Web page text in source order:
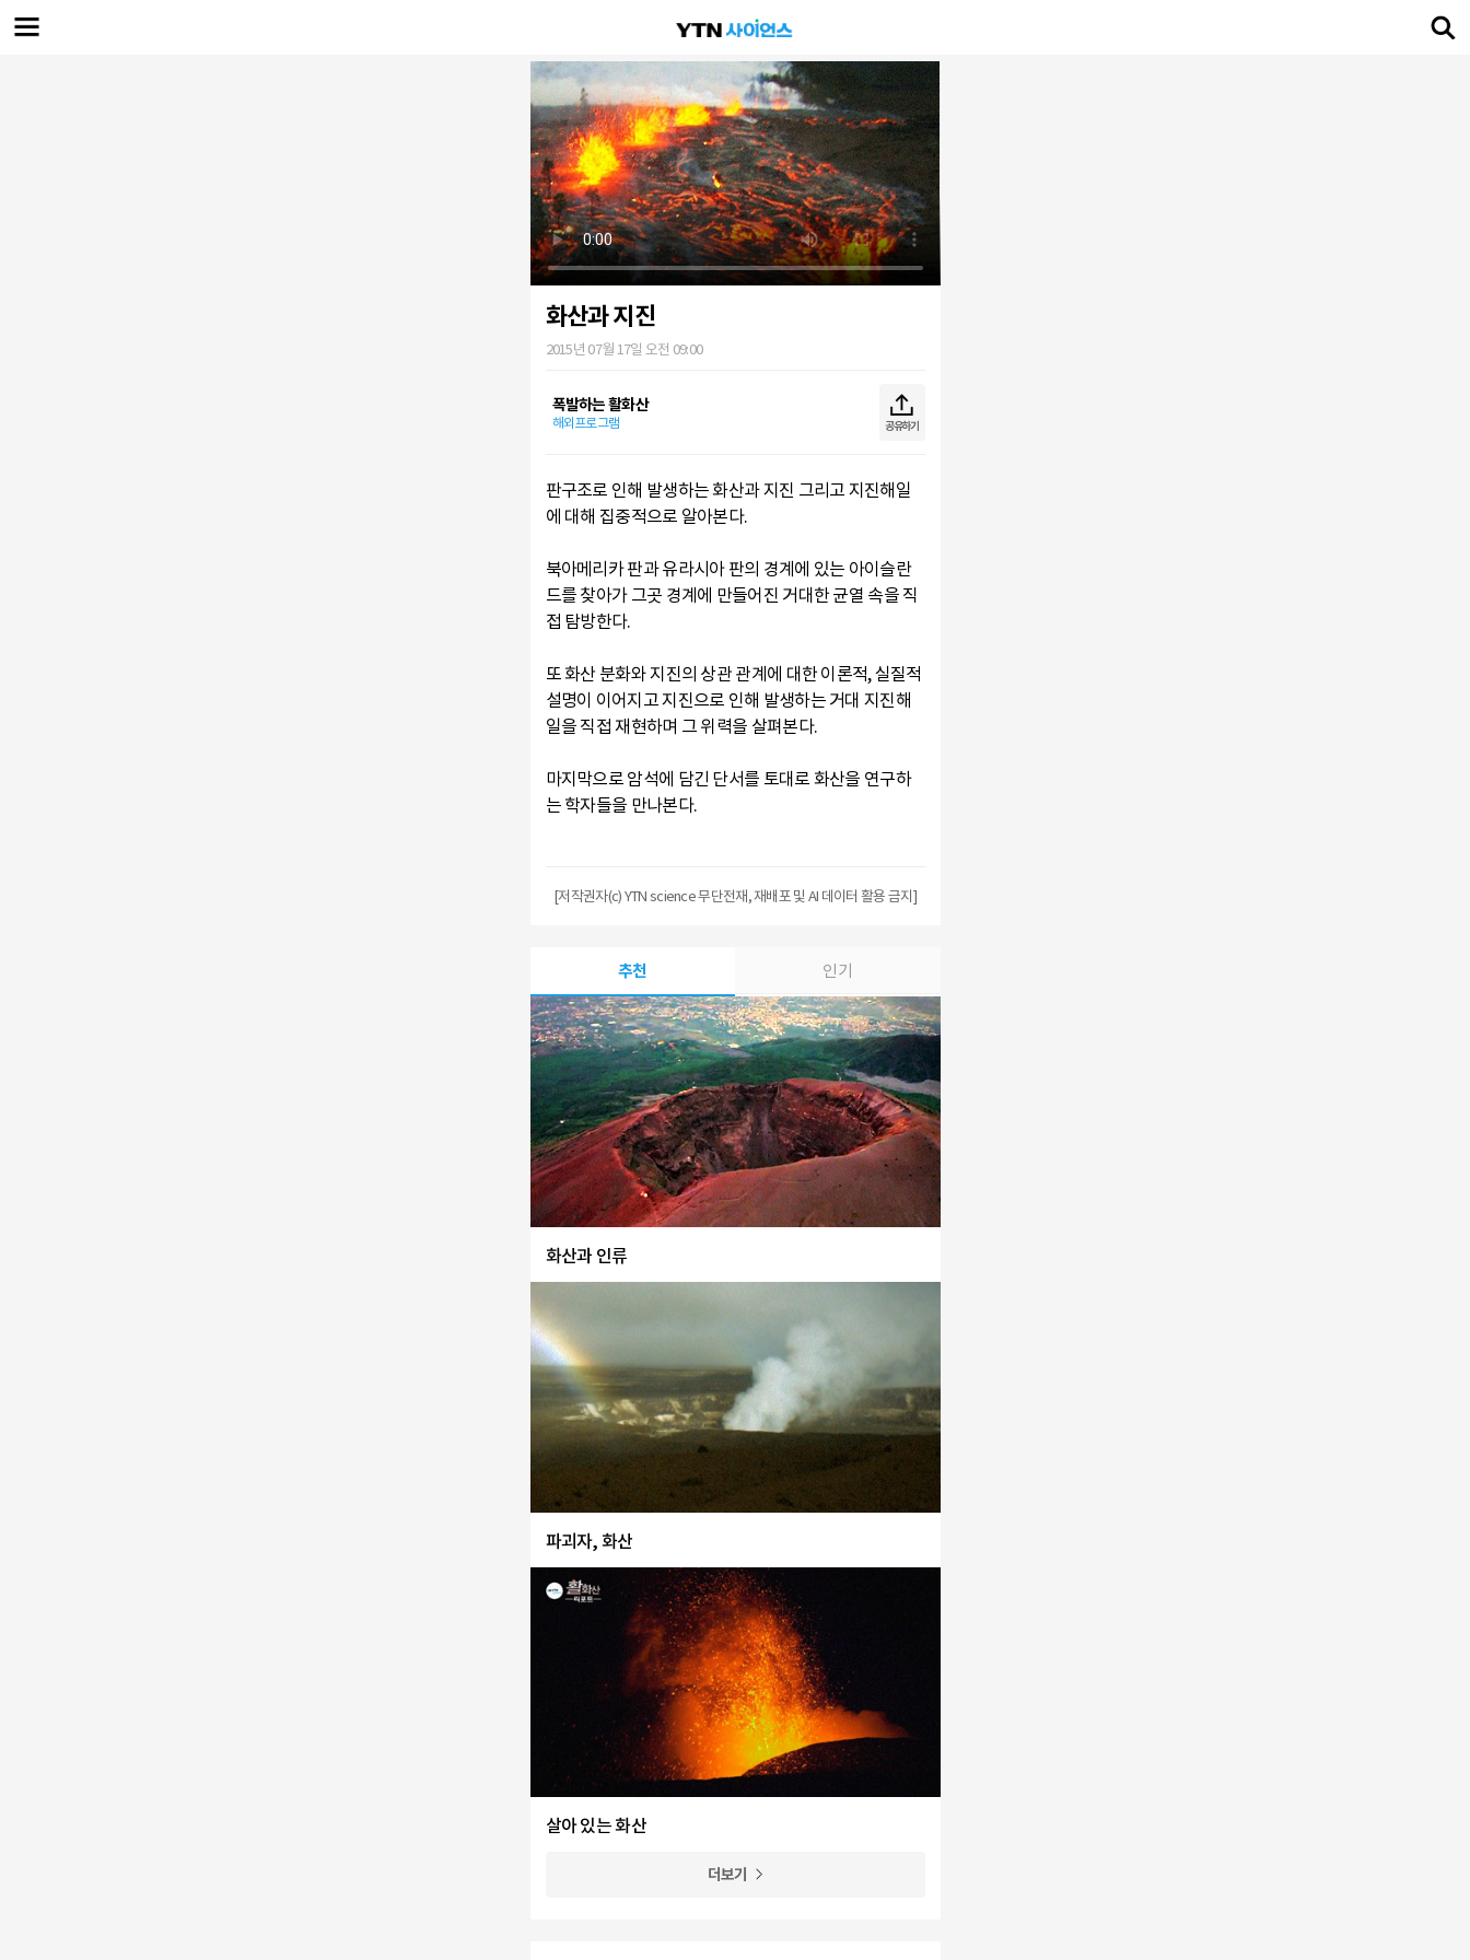
화산과 지진
2015년 07월 17일 오전 09:00
폭발하는 활화산
해외프로그램 공유하기
판구조로 인해 발생하는 화산과 지진 그리고 지진해일
에 대해 집중적으로 알아본다.
북아메리카 판과 유라시아 판의 경계에 있는 아이슬란
드를 찾아가 그곳 경계에 만들어진 거대한 균열 속을 직
접 탐방한다.
또 화산 분화와 지진의 상관 관계에 대한 이론적, 실질적
설명이 이어지고 지진으로 인해 발생하는 거대 지진해
일을 직접 재현하며 그 위력을 살펴본다.
마지막으로 암석에 담긴 단서를 토대로 화산을 연구하
는 학자들을 만나본다.
[저작권자(c) YTN science 무단전재, 재배포 및 AI 데이터 활용 금지]
추천 인기
화산과 인류
파괴자, 화산
살아 있는 화산
더보기